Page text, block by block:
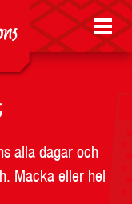
alla dagar och
Macka eller hel